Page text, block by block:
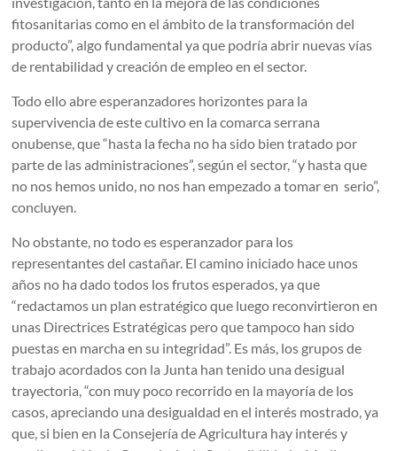
fitosanitarias como en el ámbito de la transformación del
producto”, algo fundamental ya que podría abrir nuevas vías
de rentabilidad y creación de empleo en el sector.
Todo ello abre esperanzadores horizontes para la
supervivencia de este cultivo en la comarca serrana
onubense, que “hasta la fecha no ha sido bien tratado por
parte de las administraciones”, según el sector, “y hasta que
no nos hemos unido, no nos han empezado a tomar en serio”,
concluyen.
No obstante, no todo es esperanzador para los
representantes del castañar. El camino iniciado hace unos
años no ha dado todos los frutos esperados, ya que
“redactamos un plan estratégico que luego reconvirtieron en
unas Directrices Estratégicas pero que tampoco han sido
puestas en marcha en su integridad”. Es más, los grupos de
trabajo acordados con la Junta han tenido una desigual
trayectoria, “con muy poco recorrido en la mayoría de los
casos, apreciando una desigualdad en el interés mostrado, ya
que, si bien en la Consejería de Agricultura hay interés y